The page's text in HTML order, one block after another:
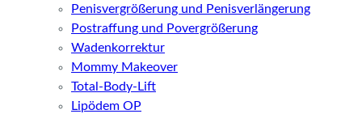
Penisvergrößerung und Penisverlängerung
Postraffung und Povergrößerung
Wadenkorrektur
Mommy Makeover
Total-Body-Lift
Lipödem OP